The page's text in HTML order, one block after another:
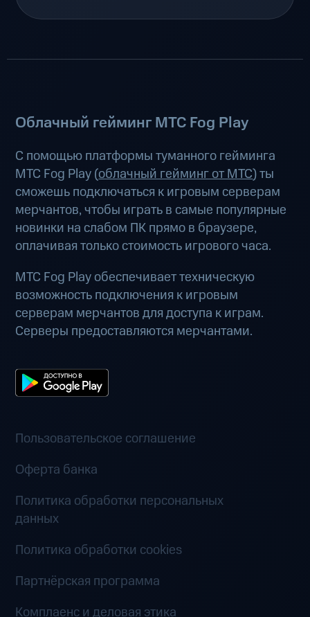
Облачный гейминг МТС Fog Play
С помощью платформы туманного гейминга
МТС Fog Play (облачный гейминг от МТС) ты
сможешь подключаться к игровым серверам
мерчантов, чтобы играть в самые популярные
новинки на слабом ПК прямо в браузере,
оплачивая только стоимость игрового часа.
МТС Fog Play обеспечивает техническую
возможность подключения к игровым
серверам мерчантов для доступа к играм.
Серверы предоставляются мерчантами.
Пользовательское соглашение
Оферта банка
Политика обработки персональных
данных
Политика обработки cookies
Партнёрская программа
Комплаенс и деловая этика